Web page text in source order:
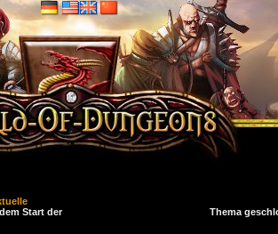
Start der
Thema